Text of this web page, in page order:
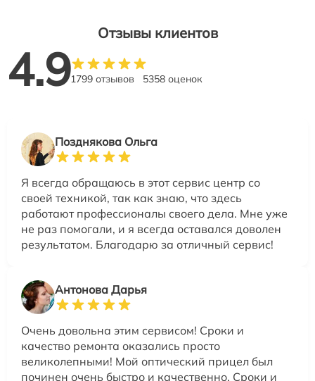
Отзывы клиентов
4.91799 отзывов 5358 оценок
Позднякова Ольга
Я всегда обращаюсь в этот сервис центр со
своей техникой, так как знаю, что здесь
работают профессионалы своего дела. Мне уже
не раз помогали, и я всегда оставался доволен
результатом. Благодарю за отличный сервис!
Антонова Дарья
Очень довольна этим сервисом! Сроки и
качество ремонта оказались просто
великолепными! Мой оптический прицел был
починен очень быстро и качественно. Сроки и